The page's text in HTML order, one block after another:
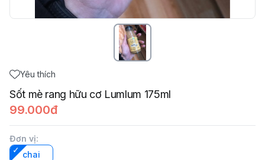
Yêu thích
Sốt mè rang hữu cơ Lumlum 175ml
99.000đ
Đơn vị:
chai